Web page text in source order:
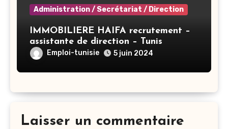
Administration / Secrétariat / Direction
IMMOBILIERE HAIFA recrutement –
assistante de direction – Tunis
Emploi-tunisie 5 juin 2024
Laisser un commentaire